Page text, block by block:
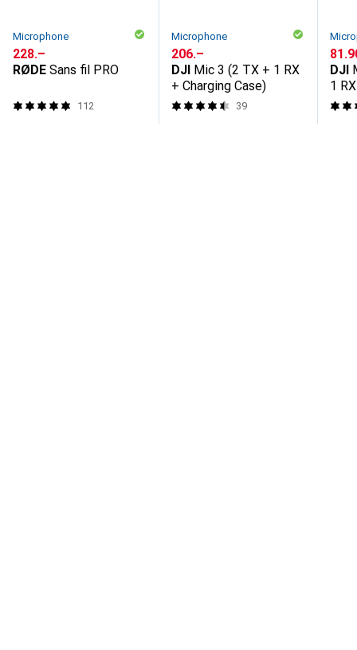
Microphone
CHF
228.–
RØDE Sans fil PRO
112
Microphone
CHF
206.–
DJI Mic 3 (2 TX + 1 RX
+ Charging Case)
39
CHF
DJI
1